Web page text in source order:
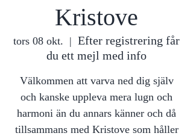
Kristove
tors 08 okt.
  |
Efter registrering får
du ett mejl med info
Välkommen att varva ned dig själv
och kanske uppleva mera lugn och
harmoni än du annars känner och då
tillsammans med Kristove som håller